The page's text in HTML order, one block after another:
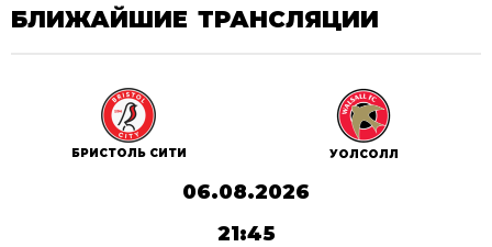
БЛИЖАЙШИЕ ТРАНСЛЯЦИИ
БРИСТОЛЬ СИТИ УОЛСОЛЛ
06.08.2026
21:45